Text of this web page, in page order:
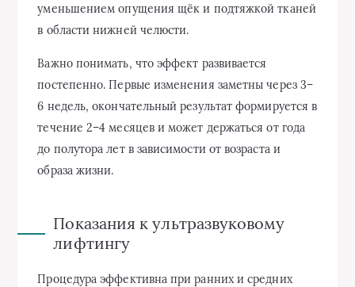
уменьшением опущения щёк и подтяжкой тканей
в области нижней челюсти.
Важно понимать, что эффект развивается
постепенно. Первые изменения заметны через 3–
6 недель, окончательный результат формируется в
течение 2–4 месяцев и может держаться от года
до полутора лет в зависимости от возраста и
образа жизни.
Показания к ультразвуковому
лифтингу
Процедура эффективна при ранних и средних